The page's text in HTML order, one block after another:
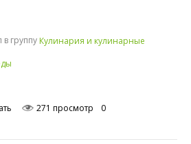
в группу Кулинария и кулинарные
271 просмотр 0